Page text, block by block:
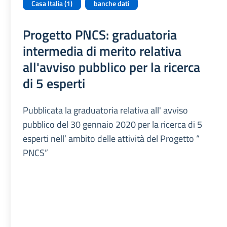
Casa Italia (1) banche dati
Progetto PNCS: graduatoria
intermedia di merito relativa
all'avviso pubblico per la ricerca
di 5 esperti
Pubblicata la graduatoria relativa all' avviso
pubblico del 30 gennaio 2020 per la ricerca di 5
esperti nell’ ambito delle attività del Progetto “
PNCS”